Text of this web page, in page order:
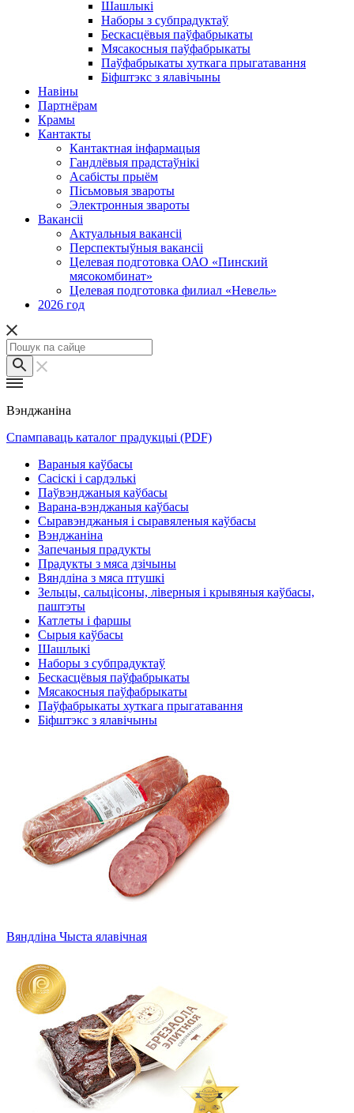
Шашлыкі
Наборы з субпрадуктаў
Бескасцёвыя паўфабрыкаты
Мясакосныя паўфабрыкаты
Паўфабрыкаты хуткага прыгатавання
Біфштэкс з ялавічыны
Навіны
Партнёрам
Крамы
Кантакты
Кантактная інфармацыя
Гандлёвыя прадстаўнікі
Асабісты прыём
Пісьмовыя звароты
Электронныя звароты
Вакансіі
Актуальныя вакансіі
Перспектыўныя вакансіі
Целевая подготовка ОАО «Пинский
мясокомбинат»
Целевая подготовка филиал «Невель»
2026 год
Вэнджаніна
Спампаваць каталог прадукцыі (PDF)
Вараныя каўбасы
Сасіскі і сардэлькі
Паўвэнджаныя каўбасы
Варана-вэнджаныя каўбасы
Сыравэнджаныя і сыравяленыя каўбасы
Вэнджаніна
Запечаныя прадукты
Прадукты з мяса дзічыны
Вяндліна з мяса птушкі
Зельцы, сальцісоны, ліверныя і крывяныя каўбасы,
паштэты
Катлеты і фаршы
Сырыя каўбасы
Шашлыкі
Наборы з субпрадуктаў
Бескасцёвыя паўфабрыкаты
Мясакосныя паўфабрыкаты
Паўфабрыкаты хуткага прыгатавання
Біфштэкс з ялавічыны
Вяндліна Чыста ялавічная